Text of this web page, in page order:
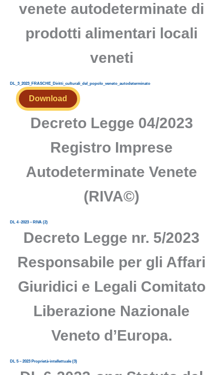
venete autodeterminate di
prodotti alimentari locali
veneti
DL_3_2023_FRASCHE_Diritti_culturali_del_popolo_veneto_autodeterminato
Download
Decreto Legge 04/2023
Registro Imprese
Autodeterminate Venete
(RIVA©)
DL 4 -2023 – RIVA (2)
Decreto Legge nr. 5/2023
Responsabile per gli Affari
Giuridici e Legali Comitato
Liberazione Nazionale
Veneto d’Europa.
DL 5 – 2023 Proprietà-intellettuale (3)